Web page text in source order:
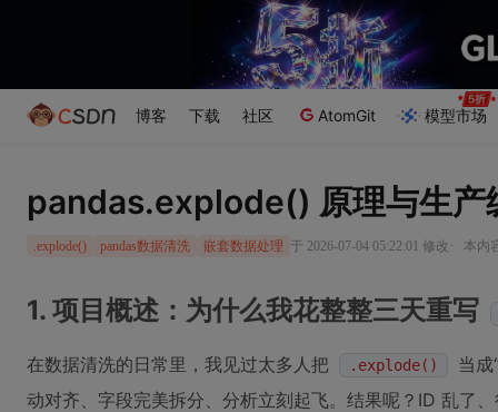
博客 下载 社区 AtomGit 模型市场
pandas.explode() 原理与生产
.explode() pandas数据清洗 嵌套数据处理 于 2026-07-04 05:22:01 修改 · 本内
1. 项目概述：为什么我花整整三天重写
在数据清洗的日常里，我见过太多人把 .explode()
当
动对齐、字段完美拆分、分析立刻起飞。结果呢？ID 乱了